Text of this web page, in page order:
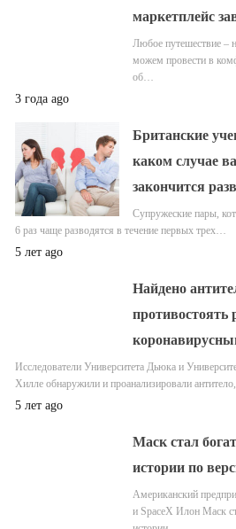
маркетплейс
Любое путешествие –
можем провести в
об…
3 года ago
Британские
каком случае
закончится
Супружеские пары,
6 раз чаще разводятся в течение первых трех…
5 лет ago
Найдено
противостоять
Исследователи Университета Дьюка и
Хилле обнаружили и проанализировали
5 лет ago
Маск стал
истории по
Американский
и SpaceX Илон Маск